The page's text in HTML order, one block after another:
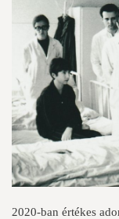
2020-ban értékes